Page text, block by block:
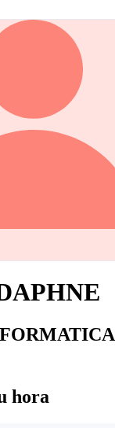
hora